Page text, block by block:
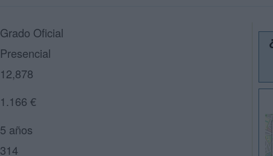
Grado Oficial
Presencial
12,878
1.166 €
5 años
314